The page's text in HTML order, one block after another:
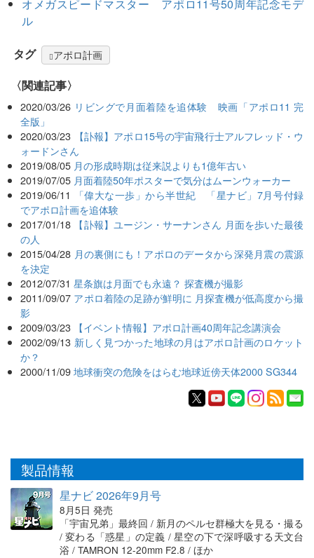
オメガスピードマスター アポロ11号50周年記念モデ
ル
タグ アポロ計画
関連記事
2020/03/26 リビングで月面着陸を追体験 映画「アポロ11 完
全版」
2020/03/23
【訃報】アポロ15号の宇宙飛行士アルフレッド・ウ
ォードンさん
2019/08/05 月の形成時期は従来説よりも1億年古い
2019/07/05 月面着陸50年ポスターで気分はムーンウォーカー
2019/06/11
「偉大な一歩」から半世紀 「星ナビ」7月号付録
でアポロ計画を追体験
2017/01/18 【訃報】ユージン・サーナンさん 月面を歩いた最後
の人
2015/04/28 月の裏側にも！アポロのデータから深発月震の震源
を決定
2012/07/31 星条旗は月面でも永遠？ 探査機が撮影
2011/09/07 アポロ着陸の足跡が鮮明に 月探査機が低高度から撮
影
2009/03/23 【イベント情報】アポロ計画40周年記念講演会
2002/09/13 新しく見つかった地球の月はアポロ計画のロケット
か？
2000/11/09 地球衝突の危険をはらむ地球近傍天体2000 SG344
製品情報
星ナビ 2026年9月号
8月5日 発売
「宇宙兄弟」最終回 / 新月のペルセ群極大を見る・撮る
/ 変わる「惑星」の定義 / 星空の下で深呼吸する天文台
浴 / TAMRON 12-20mm F2.8 / ほか